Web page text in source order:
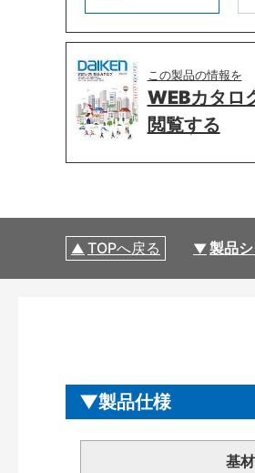
この製品の情報を
WEBカタロ
閲覧する
TOPへ戻る 製品
製品仕様
基材